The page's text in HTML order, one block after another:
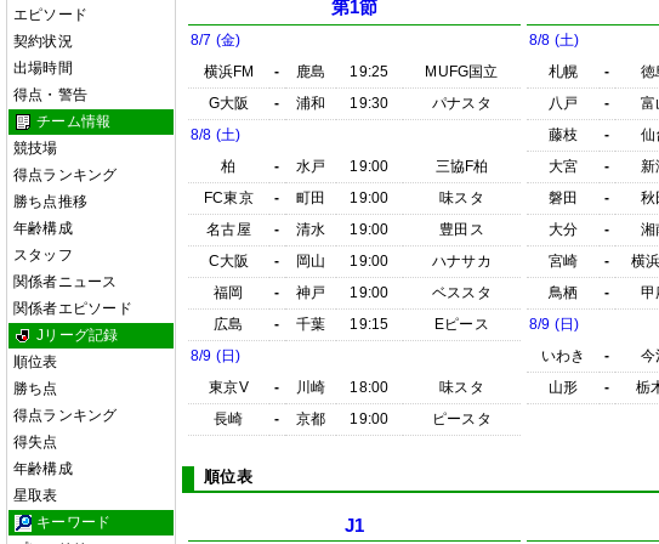
エピソード
契約状況
出場時間
得点・警告
チーム情報
競技場
得点ランキング
勝ち点推移
年齢構成
スタッフ
関係者ニュース
関係者エピソード
Jリーグ記録
順位表
勝ち点
得点ランキング
得失点
年齢構成
星取表
キーワード
第1節
8/7 (金)
横浜FM
- 鹿島 19:25
MUFG国立
G大阪
- 浦和 19:30
パナスタ
8/8 (土)
柏
- 水戸 19:00
三協F柏
FC東京
- 町田 19:00
味スタ
名古屋
- 清水 19:00
豊田ス
C大阪
- 岡山 19:00
ハナサカ
福岡
- 神戸 19:00
ベススタ
広島
- 千葉 19:15
Eピース
8/9 (日)
東京V
- 川崎 18:00
味スタ
長崎
- 京都 19:00 ピースタ
8/8 (土)
札幌
- 徳
八戸
- 富
藤枝
- 仙
大宮
- 新
磐田
- 秋
大分
- 湘
宮崎
- 横
鳥栖
- 甲
8/9 (日)
いわき
- 今
山形
- 栃
順位表
J1